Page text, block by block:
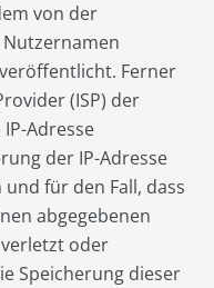
von der
Ferner
(ISP) der
Adresse
der IP-Adresse
für den Fall, dass
abgegebenen
oder
Speicherung dieser